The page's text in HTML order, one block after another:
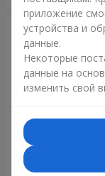
Цветы в коробке
приложение
устройства и
данные.
Некоторые
данные на
изменить свой